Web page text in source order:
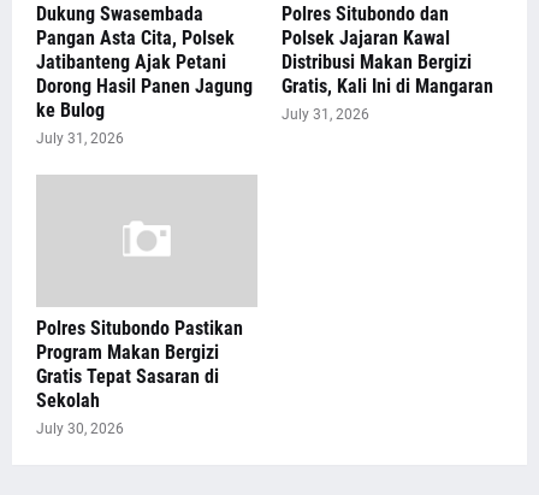
Dukung Swasembada
Pangan Asta Cita, Polsek
Jatibanteng Ajak Petani
Dorong Hasil Panen Jagung
ke Bulog
July 31, 2026
Polres Situbondo dan
Polsek Jajaran Kawal
Distribusi Makan Bergizi
Gratis, Kali Ini di Mangaran
July 31, 2026
Polres Situbondo Pastikan
Program Makan Bergizi
Gratis Tepat Sasaran di
Sekolah
July 30, 2026